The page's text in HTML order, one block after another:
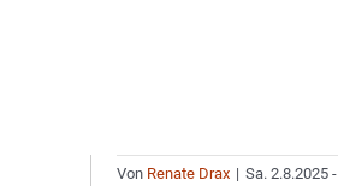
Von Renate Drax | Sa. 2.8.2025 -